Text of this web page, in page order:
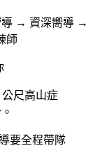
→ 資深嚮導 →
師
公尺高山症
要全程帶隊